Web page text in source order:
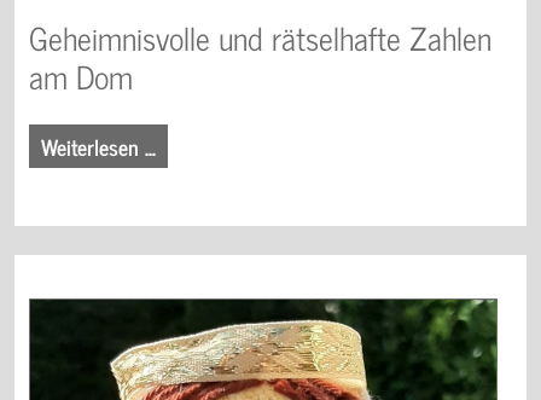
Geheimnisvolle und rätselhafte Zahlen
am Dom
Weiterlesen …